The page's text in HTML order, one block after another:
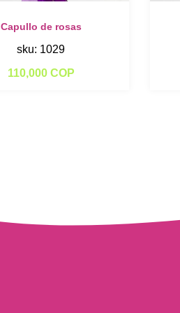
Capullo de rosas
sku: 1029
110,000 COP